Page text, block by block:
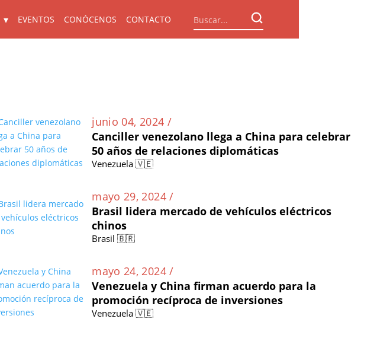
EVENTOS CONÓCENOS CONTACTO
junio 04, 2024 /
Canciller venezolano llega a China para celebrar
50 años de relaciones diplomáticas
Venezuela 🇻🇪
mayo 29, 2024 /
Brasil lidera mercado de vehículos eléctricos
chinos
Brasil 🇧🇷
mayo 24, 2024 /
Venezuela y China firman acuerdo para la
promoción recíproca de inversiones
Venezuela 🇻🇪